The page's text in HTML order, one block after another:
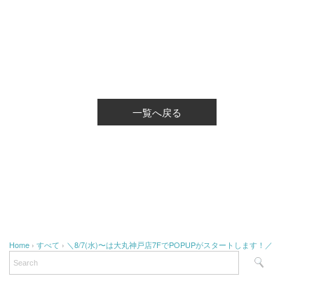
一覧へ戻る
Home ›すべて › ＼8/7(水)〜は大丸神戸店7FでPOPUPがスタートします！／